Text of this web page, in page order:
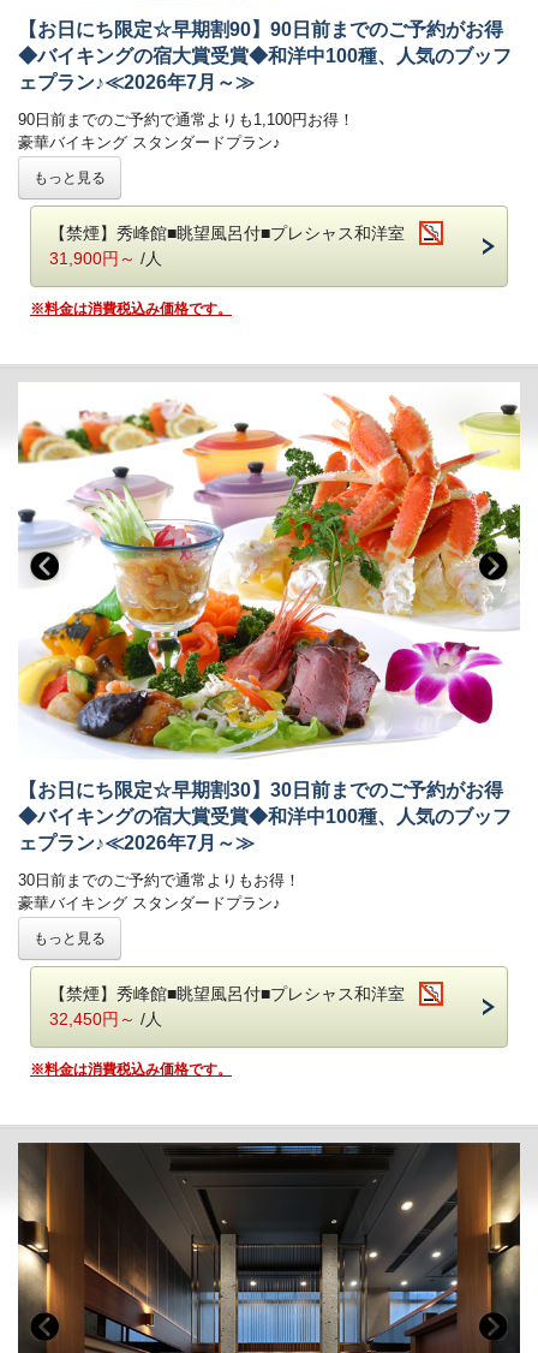
い！
・大浴場は秀峰館 八番館それぞれにございます。
・振れば願いが叶う打ち出の小槌をテーマにした4種の貸切風呂がござ
います。（有料）
■客室
詳しくはお部屋詳細をご確認ください。
【お日にち限定☆早期割90】90日前までのご予約がお得
◆バイキングの宿大賞受賞◆和洋中100種、人気のブッフ
ェプラン♪≪2026年7月～≫
90日前までのご予約で通常よりも1,100円お得！
豪華バイキング スタンダードプラン♪
和洋中のお料理を豊富にご用意！
揚げたての天ぷらや焼きたてのステーキが大好評♪
日光名産湯波料理、種類豊富なデザートもおすすめです◎
鬼怒川温泉【あさや】
＊バイキング スタンダードプラン＊
夕食ブッフェでは和洋中100種のメニュー（100品）をご用意しており
ます。
オープンキッチンでは揚げたての天ぷらや焼きたてのステーキ、
オーダー式のパスタなどがご好評いただいております。
新鮮野菜が並ぶサラダコーナーやショーケースの中で輝く前菜、
目にも美しいデザートコーナーは女性のお客様に大好評です。
朝食ブッフェは和洋60種。ごはん・パンどちらもご用意しております。
焼き立てのフレンチトースト、お好みの具材を選べるトッピングオムレ
ツが人気。
オリジナルの「あさや特製和牛カレー」も。
【お食事時間について】
ご夕食時間は、当日チェックイン時にご案内いたします。
早いお時間帯が満席となり次第、遅いお時間でのご案内となります。
※お食事時間は90分目安でお願いしております。
ご朝食時間は、7時から9時の間でご利用いただけます。
［お子様連れのご家族も安心ポイント］
(1)館内にはキッズルームも
楽しい遊具がいっぱい！ガラス張りなのでご家族も安心。
(2)お子様用備品も充実
ブッフェレストランではお子様用食器やイスもご用意しております！
■温泉
もっと見る
【禁煙】秀峰館■眺望風呂付■プレシャス和洋室
31,900円～ /人
※料金は消費税込み価格です。
【お日にち限定☆早期割30】30日前までのご予約がお得
◆バイキングの宿大賞受賞◆和洋中100種、人気のブッフ
ェプラン♪≪2026年7月～≫
30日前までのご予約で通常よりもお得！
豪華バイキング スタンダードプラン♪
和洋中のお料理を豊富にご用意！
揚げたての天ぷらや焼きたてのステーキが大好評♪
日光名産湯波料理、種類豊富なデザートもおすすめです◎
＊バイキング スタンダードプラン＊
◆和洋中100種のブッフェ紹介
もっと見る
【禁煙】秀峰館■眺望風呂付■プレシャス和洋室
32,450円～ /人
※料金は消費税込み価格です。